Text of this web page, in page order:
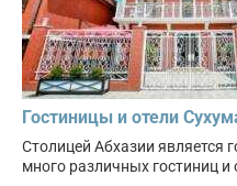
Гостиницы и отели
Столицей Абхазии является
много различных гостиниц и